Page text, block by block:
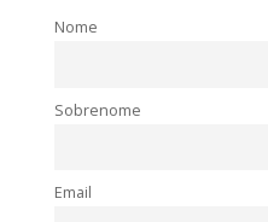
Nome
Sobrenome
Email